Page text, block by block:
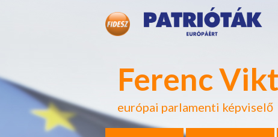
Ferenc
európai parlamenti képviselő